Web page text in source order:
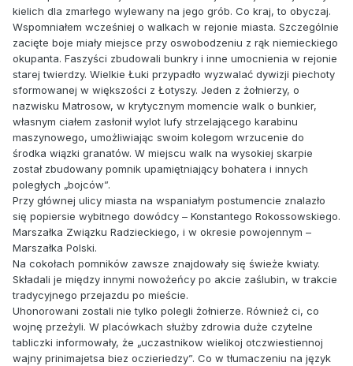
kielich dla zmarłego wylewany na jego grób. Co kraj, to obyczaj.
Wspomniałem wcześniej o walkach w rejonie miasta. Szczególnie
zacięte boje miały miejsce przy oswobodzeniu z rąk niemieckiego
okupanta. Faszyści zbudowali bunkry i inne umocnienia w rejonie
starej twierdzy. Wielkie Łuki przypadło wyzwalać dywizji piechoty
sformowanej w większości z Łotyszy. Jeden z żołnierzy, o
nazwisku Matrosow, w krytycznym momencie walk o bunkier,
własnym ciałem zasłonił wylot lufy strzelającego karabinu
maszynowego, umożliwiając swoim kolegom wrzucenie do
środka wiązki granatów. W miejscu walk na wysokiej skarpie
został zbudowany pomnik upamiętniający bohatera i innych
poległych „bojców”.
Przy głównej ulicy miasta na wspaniałym postumencie znalazło
się popiersie wybitnego dowódcy – Konstantego Rokossowskiego.
Marszałka Związku Radzieckiego, i w okresie powojennym –
Marszałka Polski.
Na cokołach pomników zawsze znajdowały się świeże kwiaty.
Składali je między innymi nowożeńcy po akcie zaślubin, w trakcie
tradycyjnego przejazdu po mieście.
Uhonorowani zostali nie tylko polegli żołnierze. Również ci, co
wojnę przeżyli. W placówkach służby zdrowia duże czytelne
tabliczki informowały, że „uczastnikow wielikoj otczwiestiennoj
wajny prinimajetsa biez oczieriedzy”. Co w tłumaczeniu na język